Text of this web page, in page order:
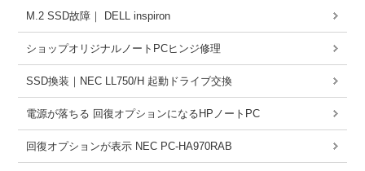
M.2 SSD故障｜ DELL inspiron
ショップオリジナルノートPCヒンジ修理
SSD換装｜NEC LL750/H 起動ドライブ交換
電源が落ちる 回復オプションになるHPノートPC
回復オプションが表示 NEC PC-HA970RAB